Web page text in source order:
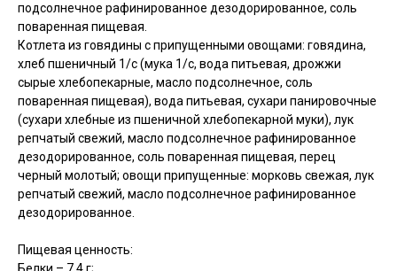
подсолнечное рафинированное дезодорированное, соль
поваренная пищевая.
Котлета из говядины с припущенными овощами: говядина,
хлеб пшеничный 1/с (мука 1/с, вода питьевая, дрожжи
сырые хлебопекарные, масло подсолнечное, соль
поваренная пищевая), вода питьевая, сухари панировочные
(сухари хлебные из пшеничной хлебопекарной муки), лук
репчатый свежий, масло подсолнечное рафинированное
дезодорированное, соль поваренная пищевая, перец
черный молотый; овощи припущенные: морковь свежая, лук
репчатый свежий, масло подсолнечное рафинированное
дезодорированное.
Пищевая ценность: